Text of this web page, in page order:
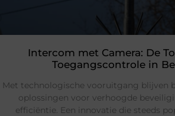
Intercom met Camera: De
Toegangscontrole in
Met technologische vooruitgang blijven
oplossingen voor verhoogde
efficiëntie. Een innovatie die steeds